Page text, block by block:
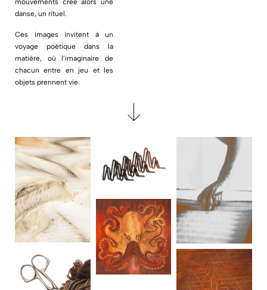
mouvements créé alors une
danse, un rituel.
Ces images invitent à un
voyage poétique dans la
matière, où l’imaginaire de
chacun entre en jeu et les
objets prennent vie.